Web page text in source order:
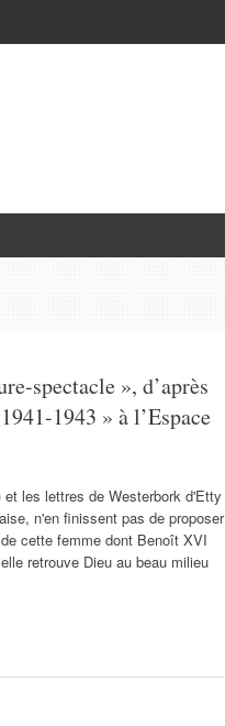
spectacle », d’après
1943 » à l’Espace
les lettres de Westerbork d'Etty
n'en finissent pas de proposer
cette femme dont Benoît XVI
retrouve Dieu au beau milieu